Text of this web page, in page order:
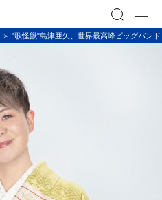
"歌怪獣"島津亜矢、世界最高峰ビッグバン